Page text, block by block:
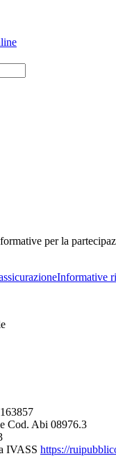
per la
Informative
Cod. Abi 08976.3
IVASS https://